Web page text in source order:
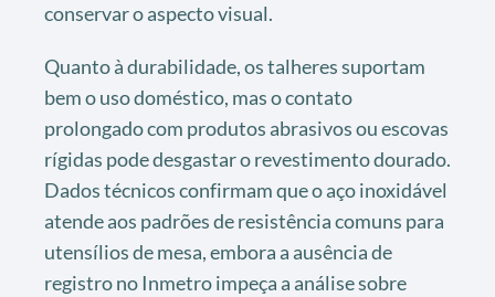
conservar o aspecto visual.
Quanto à durabilidade, os talheres suportam
bem o uso doméstico, mas o contato
prolongado com produtos abrasivos ou escovas
rígidas pode desgastar o revestimento dourado.
Dados técnicos confirmam que o aço inoxidável
atende aos padrões de resistência comuns para
utensílios de mesa, embora a ausência de
registro no Inmetro impeça a análise sobre